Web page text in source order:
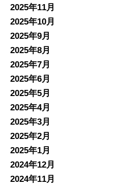
2025年11月
2025年10月
2025年9月
2025年8月
2025年7月
2025年6月
2025年5月
2025年4月
2025年3月
2025年2月
2025年1月
2024年12月
2024年11月